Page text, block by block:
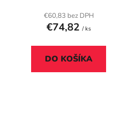
€60,83 bez DPH
€74,82 / ks
DO KOŠÍKA